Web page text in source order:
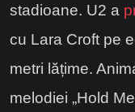
stadioane. U2 a
cu Lara Croft pe
metri lățime.
melodiei „Hold